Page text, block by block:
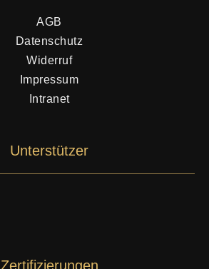
AGB
Datenschutz
Widerruf
Impressum
Intranet
Unterstützer
Zertifizierungen